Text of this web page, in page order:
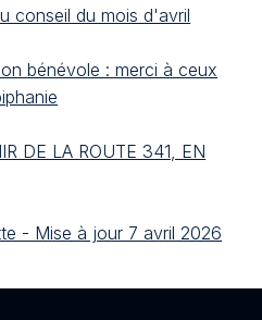
conseil du mois d'avril
bénévole : merci à ceux
DE LA ROUTE 341, EN
- Mise à jour 7 avril 2026